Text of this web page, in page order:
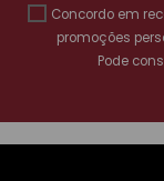
Concordo em
promoções
Pode